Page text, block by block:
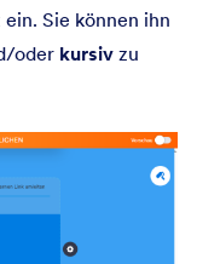
Sie können ihn
oder kursiv zu